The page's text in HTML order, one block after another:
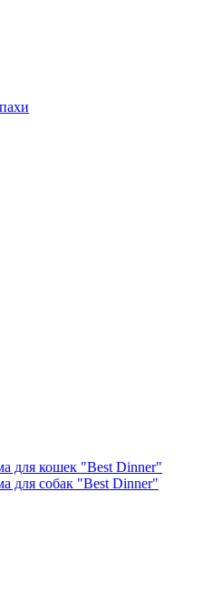
для кошек "Best Dinner"
для собак "Best Dinner"